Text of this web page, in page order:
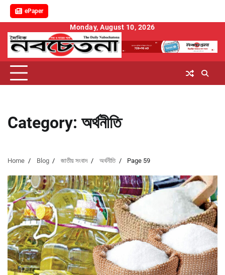
ePaper
content
Monday, August 10, 2026
Category: অর্থনীতি
Home Blog জাতীয় সংবাদ অর্থনীতি Page 59